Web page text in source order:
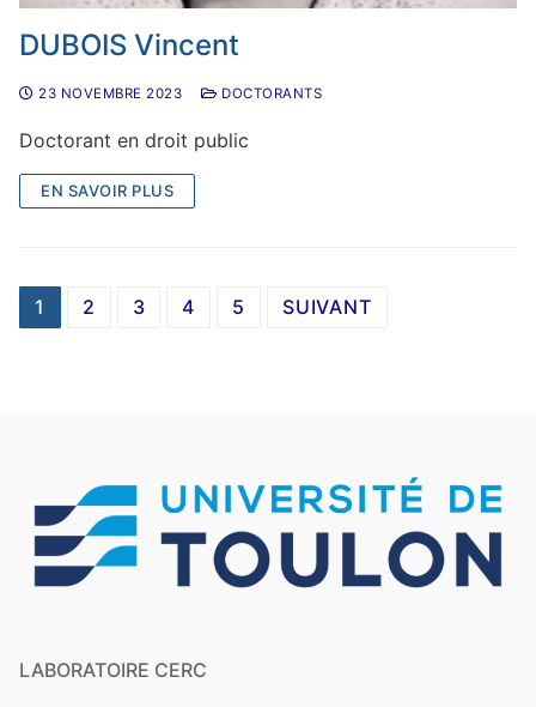
DUBOIS Vincent
23 NOVEMBRE 2023 DOCTORANTS
Doctorant en droit public
EN SAVOIR PLUS
1 2 3 4 5 SUIVANT
LABORATOIRE CERC